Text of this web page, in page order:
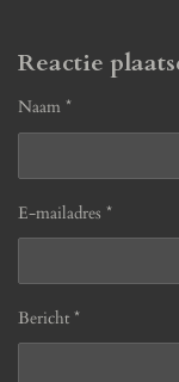
Reactie
Naam *
E-mailadres *
Bericht *